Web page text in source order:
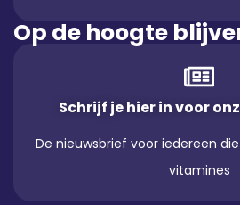
Op de hoogte
Schrijf je hier in voor
De nieuwsbrief voor iedereen
vitamines